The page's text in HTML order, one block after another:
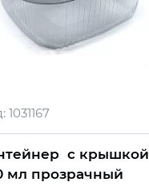
1031167
с крышкой
мл прозрачный